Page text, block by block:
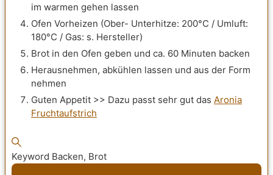
im warmen gehen lassen
Ofen Vorheizen (Ober- Unterhitze: 200°C / Umluft:
180°C / Gas: s. Hersteller)
Brot in den Ofen geben und ca. 60 Minuten backen
Herausnehmen, abkühlen lassen und aus der Form
nehmen
Guten Appetit >> Dazu passt sehr gut das Aronia
Fruchtaufstrich
Keyword Backen, Brot